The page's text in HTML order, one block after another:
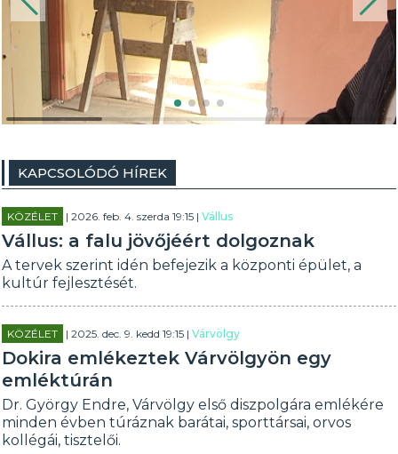
KAPCSOLÓDÓ HÍREK
KÖZÉLET | 2026. feb. 4. szerda 19:15 |Vállus
Vállus: a falu jövőjéért dolgoznak
A tervek szerint idén befejezik a központi épület, a
kultúr fejlesztését.
KÖZÉLET | 2025. dec. 9. kedd 19:15 |Várvölgy
Dokira emlékeztek Várvölgyön egy
emléktúrán
Dr. György Endre, Várvölgy első diszpolgára emlékére
minden évben túráznak barátai, sporttársai, orvos
kollégái, tisztelői.